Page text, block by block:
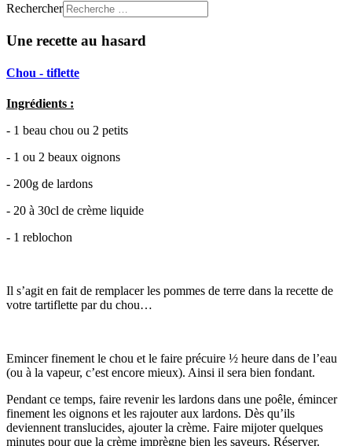
Rechercher
Une recette au hasard
Chou - tiflette
Ingrédients :
- 1 beau chou ou 2 petits
- 1 ou 2 beaux oignons
- 200g de lardons
- 20 à 30cl de crème liquide
- 1 reblochon
Il s’agit en fait de remplacer les pommes de terre dans la recette de
votre tartiflette par du chou…
Emincer finement le chou et le faire précuire ½ heure dans de l’eau
(ou à la vapeur, c’est encore mieux). Ainsi il sera bien fondant.
Pendant ce temps, faire revenir les lardons dans une poêle, émincer
finement les oignons et les rajouter aux lardons. Dès qu’ils
deviennent translucides, ajouter la crème. Faire mijoter quelques
minutes pour que la crème imprègne bien les saveurs. Réserver.